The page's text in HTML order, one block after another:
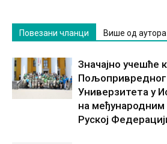
Повезани чланци Више од аутора
Значајно учешће
Универзитета у
на међународним
Руској